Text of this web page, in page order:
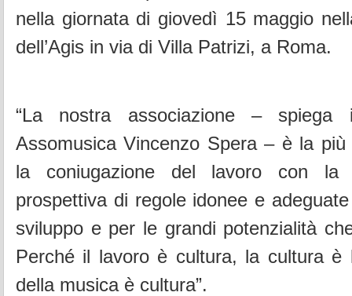
nella giornata di giovedì 15 maggio
dell’Agis in via di Villa Patrizi, a Roma.
“La nostra associazione – spiega
Assomusica Vincenzo Spera – è la
la coniugazione del lavoro con
prospettiva di regole idonee e
sviluppo e per le grandi potenzialità
Perché il lavoro è cultura, la cultura è
della musica è cultura”.